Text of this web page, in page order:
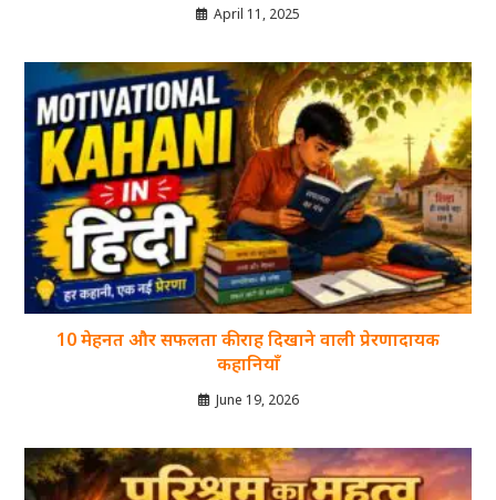
April 11, 2025
10 मेहनत और सफलता की राह दिखाने वाली प्रेरणादायक
कहानियाँ
June 19, 2026